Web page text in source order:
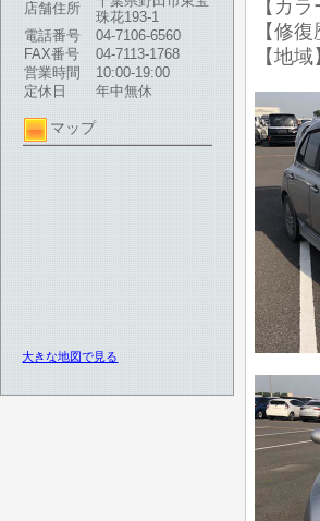
店舗住所
珠花193-1
電話番号
04-7106-6560
FAX番号
04-7113-1768
営業時間
10:00-19:00
定休日
年中無休
マップ
大きな地図で見る
【カ
【修
【地